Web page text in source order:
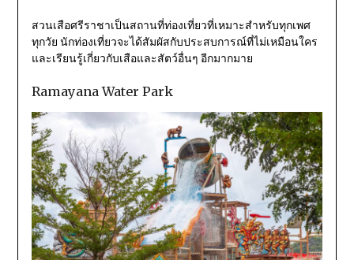
สวนเสือศรีราชาเป็นสถานที่ท่องเที่ยวที่เหมาะสำหรับทุกเพศ
ทุกวัย นักท่องเที่ยวจะได้สัมผัสกับประสบการณ์ที่ไม่เหมือนใคร
และเรียนรู้เกี่ยวกับเสือและสัตว์อื่นๆ อีกมากมาย
Ramayana Water Park